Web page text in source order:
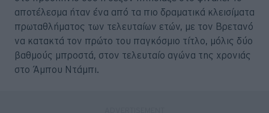
αποτέλεσμα ήταν ένα από τα πιο δραματικά κλεισίματα
πρωταθλήματος των τελευταίων ετών, με τον Βρετανό
να κατακτά τον πρώτο του παγκόσμιο τίτλο, μόλις δύο
βαθμούς μπροστά, στον τελευταίο αγώνα της χρονιάς
στο Άμπου Ντάμπι.